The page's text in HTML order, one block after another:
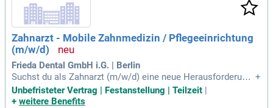
Zahnarzt - Mobile Zahnmedizin / Pflegeeinrichtung
(m/w/d)
Frieda Dental GmbH i.G. | Berlin
Suchst du als Zahnarzt (m/w/d) eine neue Herausforderung
in Deutschland? Wir bieten dir eine unbefristete Festanstellu
ng mit fairer, leistungsgerechter Vergütung. Voraussetzung
+
Unbefristeter Vertrag | Festanstellung | Teilzeit
+ weitere Benefits